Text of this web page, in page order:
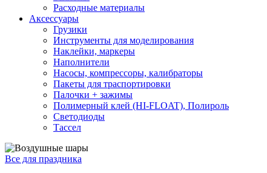
Расходные материалы
Аксессуары
Грузики
Инструменты для моделирования
Наклейки, маркеры
Наполнители
Насосы, компрессоры, калибраторы
Пакеты для траспортировки
Палочки + зажимы
Полимерный клей (HI-FLOAT), Полироль
Светодиоды
Тассел
Все для праздника